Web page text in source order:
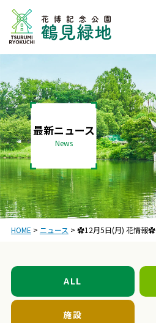
最新ニュース
News
HOME > ニュース > ✿12月5日(月) 花情報✿
ALL
施設